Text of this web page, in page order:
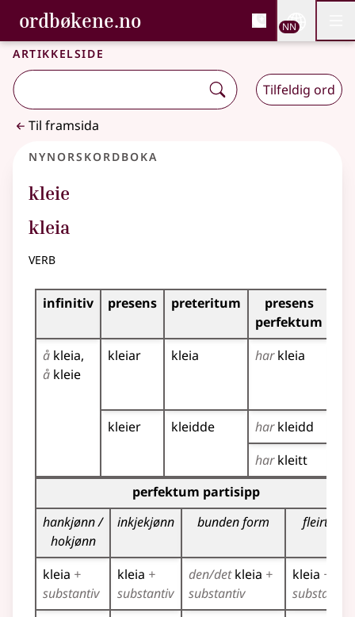
Gå til hovudinnhald
Tilgjenge
ordbøkene.no, Bokmålsordboka og
Bokmålsordboka og Nynorskordboka
NN
Artikkelside
Tilfeldig ord
Til framsida
Nynorskordboka
kleie
kleia
verb
Bøyningstabell for dette verbet
infinitiv presens preteritum
presens
perfektum
å kleia
å kleie
kleiar kleia harkleia
kleier
kleidde harkleidd
harkleitt
Bøyningstabell for dette verbet (partisippformer)
perfektum partisipp
hankjønn /
hokjønn
inkjekjønn bunden form fleirtal
kleia +
substantiv
kleia +
substantiv
den/detkleia +
substantiv
kleia +
substantiv